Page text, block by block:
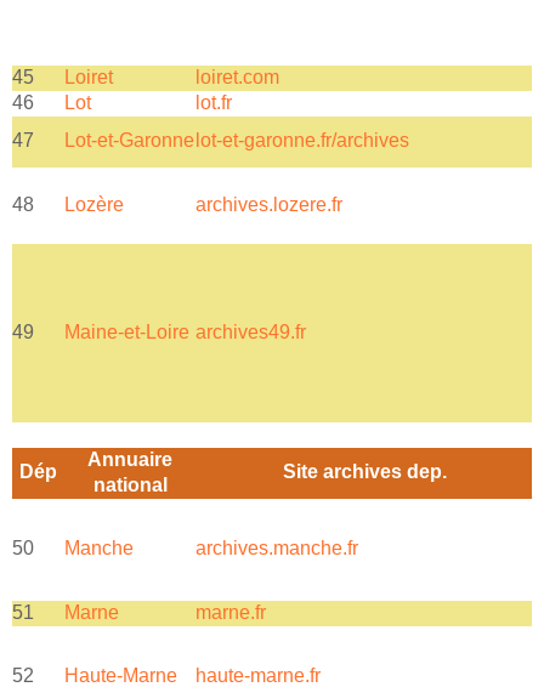
45 Loiret
loiret.com
46
Lot lot.fr
47
Lot-et-Garonne lot-et-garonne.fr/archives
48 Lozère archives.lozere.fr
49 Maine-et-Loire archives49.fr
Dép
Annuaire
national
Site archives dep.
50 Manche archives.manche.fr
51 Marne marne.fr
52 Haute-Marne haute-marne.fr